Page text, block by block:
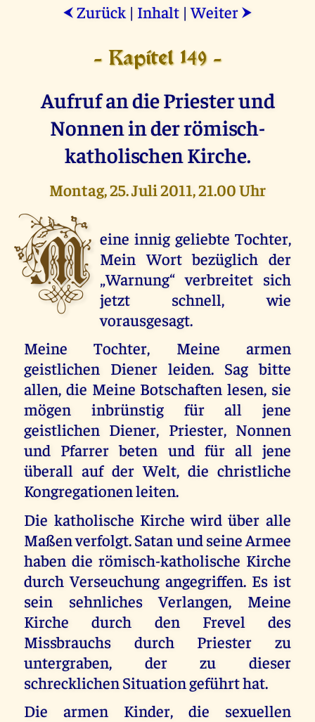
⮜ Zurück | Inhalt |Weiter ⮞
- Kapitel 149 -
Aufruf an die Priester und
Nonnen in der römisch-
katholischen Kirche.
Montag, 25. Juli 2011, 21.00 Uhr
M eine innig geliebte Tochter,
Mein Wort bezüglich der
„Warnung“ verbreitet sich
jetzt schnell, wie
vorausgesagt.
Meine Tochter, Meine armen
geistlichen Diener leiden. Sag bitte
allen, die Meine Botschaften lesen, sie
mögen inbrünstig für all jene
geistlichen Diener, Priester, Nonnen
und Pfarrer beten und für all jene
überall auf der Welt, die christliche
Kongregationen leiten.
Die katholische Kirche wird über alle
Maßen verfolgt. Satan und seine Armee
haben die römisch-katholische Kirche
durch Verseuchung angegriffen. Es ist
sein sehnliches Verlangen, Meine
Kirche durch den Frevel des
Missbrauchs durch Priester zu
untergraben, der zu dieser
schrecklichen Situation geführt hat.
Die armen Kinder, die sexuellen